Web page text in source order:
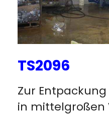
TS2096
Zur
in mittelgroßen